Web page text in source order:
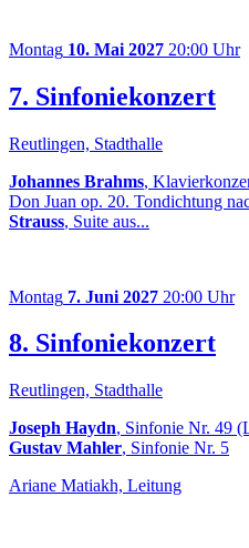
Montag 10. Mai 2027 20:00 Uhr
7. Sinfoniekonzert
Reutlingen, Stadthalle
Johannes Brahms,
Don Juan op. 20. Tondichtung
Strauss, Suite aus...
Montag 7. Juni 2027 20:00 Uhr
8. Sinfoniekonzert
Reutlingen, Stadthalle
Joseph Haydn, Sinfonie Nr. 49
Gustav Mahler, Sinfonie Nr. 5
Ariane Matiakh, Leitung